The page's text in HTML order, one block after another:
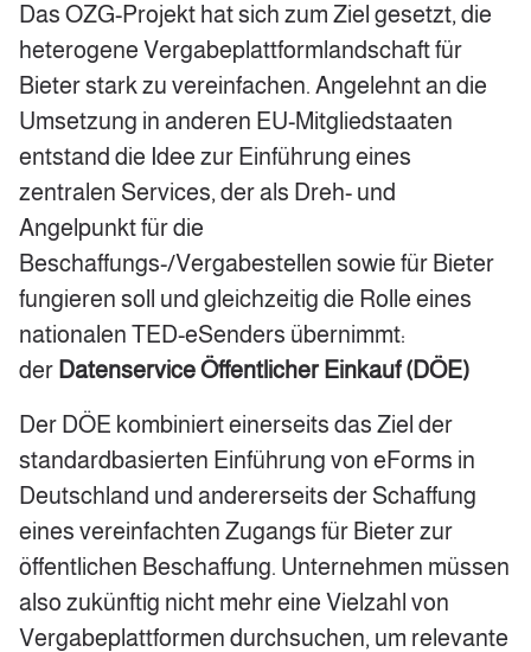
Das OZG-Projekt hat sich zum Ziel gesetzt, die
heterogene Vergabeplattformlandschaft für
Bieter stark zu vereinfachen. Angelehnt an die
Umsetzung in anderen EU-Mitgliedstaaten
entstand die Idee zur Einführung eines
zentralen Services, der als Dreh- und
Angelpunkt für die
Beschaffungs-/Vergabestellen sowie für Bieter
fungieren soll und gleichzeitig die Rolle eines
nationalen TED-eSenders übernimmt:
der Datenservice Öffentlicher Einkauf (DÖE)
Der DÖE kombiniert einerseits das Ziel der
standardbasierten Einführung von eForms in
Deutschland und andererseits der Schaffung
eines vereinfachten Zugangs für Bieter zur
öffentlichen Beschaffung. Unternehmen müssen
also zukünftig nicht mehr eine Vielzahl von
Vergabeplattformen durchsuchen, um relevante